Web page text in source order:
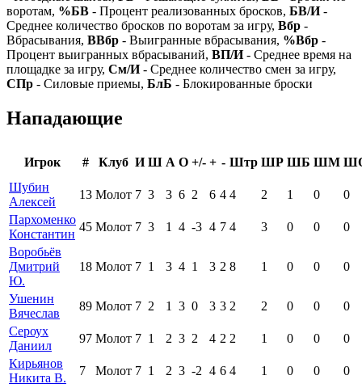
воротам, %БВ - Процент реализованных бросков, БВ/И-
Среднее количество бросков по воротам за игру, Вбр -
Вбрасывания, ВВбр - Выигранные вбрасывания, %Вбр -
Процент выигранных вбрасываний, ВП/И- Среднее время на
площадке за игру, См/И- Среднее количество смен за игру,
СПр - Силовые приемы, БлБ - Блокированные броски
Нападающие
Игрок # Клуб И Ш А О +/- + - Штр ШР ШБ ШМ
Шубин
Алексей
13 Молот 7 3 3 6 2 6 4 4 2 1 0
0
Пархоменко
Константин
45 Молот 7 3 1 4 -3 4 7 4 3 0 0
0
Воробьёв
Дмитрий
Ю.
18 Молот 7 1 3 4 1 3 2 8 1 0 0 0
Ушенин
Вячеслав
89 Молот 7 2 1 3 0 3 3 2 2 0 0
0
Сероух
Даниил
97 Молот 7 1 2 3 2 4 2 2 1 0 0
0
Кирьянов
Никита В.
7 Молот 7 1 2 3 -2 4 6 4 1 0 0
0